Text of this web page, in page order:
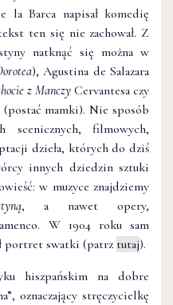
la Barca napisał komedię
ten się nie zachował. Z
natknąć się można w
), Agustina de Salazara
z ManczyCervantesa czy
(postać mamki). Nie sposób
filmowych,
dzieła, których do dziś
innych dziedzin sztuki
w muzyce znajdziemy
, a nawet opery,
W 1904 roku sam
portret swatki (patrz tutaj).
hiszpańskim na dobre
oznaczający stręczycielkę